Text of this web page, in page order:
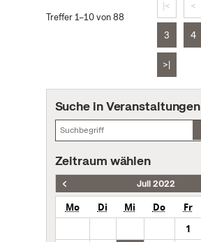
Treffer 1–10 von 88
|< <
3 4
>|
Suche in Veranstaltungen
Zeitraum wählen
Juli 2022
Mo Di Mi Do Fr
1